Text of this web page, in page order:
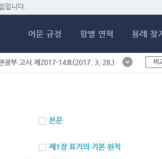
입니다.
어문 규정 항별 연혁 용례 찾기
광부 고시 제2017-14호(2017. 3. 28.) 비
본문
제1장 표기의 기본 원칙